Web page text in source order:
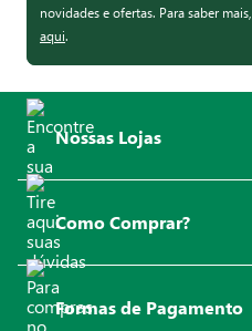
novidades e ofertas. Para saber mais,
aqui.
Nossas Lojas
Como Comprar?
Formas de Pagamento